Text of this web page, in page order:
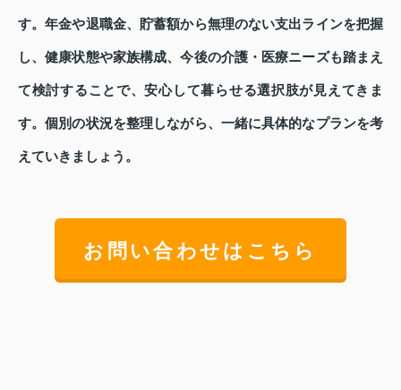
す。年金や退職金、貯蓄額から無理のない支出ラインを把握
し、健康状態や家族構成、今後の介護・医療ニーズも踏まえ
て検討することで、安心して暮らせる選択肢が見えてきま
す。個別の状況を整理しながら、一緒に具体的なプランを考
えていきましょう。
お問い合わせはこちら